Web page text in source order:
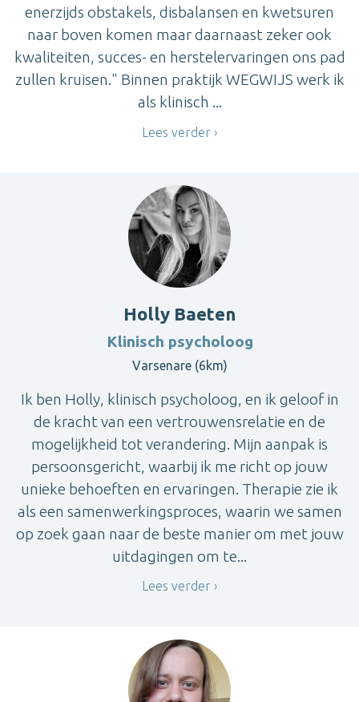
enerzijds obstakels, disbalansen en kwetsuren
naar boven komen maar daarnaast zeker ook
kwaliteiten, succes- en herstelervaringen ons pad
zullen kruisen." Binnen praktijk WEGWIJS werk ik
als klinisch ...
Lees verder
Holly Baeten
Klinisch psycholoog
Varsenare (6km)
Ik ben Holly, klinisch psycholoog, en ik geloof in
de kracht van een vertrouwensrelatie en de
mogelijkheid tot verandering. Mijn aanpak is
persoonsgericht, waarbij ik me richt op jouw
unieke behoeften en ervaringen. Therapie zie ik
als een samenwerkingsproces, waarin we samen
op zoek gaan naar de beste manier om met jouw
uitdagingen om te...
Lees verder